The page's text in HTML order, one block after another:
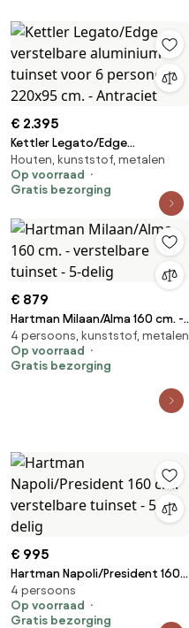
€ 2.395
Kettler Legato/Edge
verstelbare aluminium tuinset
voor 6 personen 220x95 cm. -
Antraciet
Houten, kunststof, metalen
Op voorraad
Gratis bezorging
€ 879
Hartman Milaan/Alma 160 cm. -
verstelbare tuinset - 5-delig
4 persoons, kunststof, metalen
Op voorraad
Gratis bezorging
€ 995
Hartman Napoli/President 160
cm. verstelbare tuinset - 5-
delig
4 persoons
Op voorraad
Gratis bezorging